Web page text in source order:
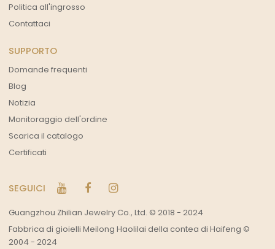
Politica all'ingrosso
Contattaci
SUPPORTO
Domande frequenti
Blog
Notizia
Monitoraggio dell'ordine
Scarica il catalogo
Certificati
SEGUICI
Guangzhou Zhilian Jewelry Co., Ltd. © 2018 - 2024
Fabbrica di gioielli Meilong Haolilai della contea di Haifeng ©
2004 - 2024